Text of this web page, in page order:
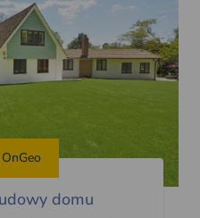
domu